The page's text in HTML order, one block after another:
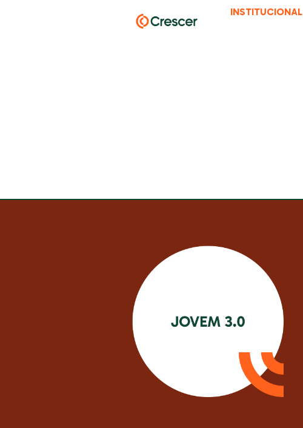
INSTITUCIONAL